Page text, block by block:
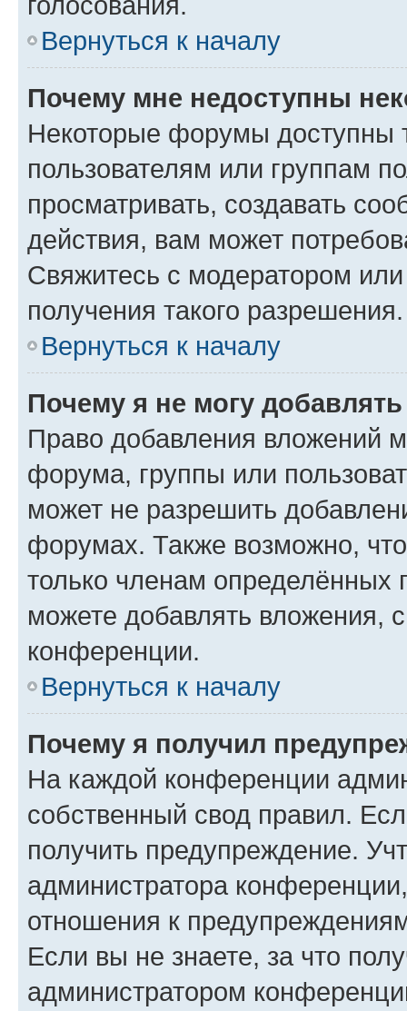
Вернуться к началу
Почему мне недоступны
Некоторые форумы доступны
пользователям или группам
просматривать, создавать
действия, вам может
Свяжитесь с модератором
получения такого разрешения.
Вернуться к началу
Почему я не могу
Право добавления вложений
форума, группы или
может не разрешить
форумах. Также возможно,
только членам определённых
можете добавлять вложения,
конференции.
Вернуться к началу
Почему я получил
На каждой конференции
собственный свод правил.
получить предупреждение.
администратора
отношения к
Если вы не знаете, за что
администратором